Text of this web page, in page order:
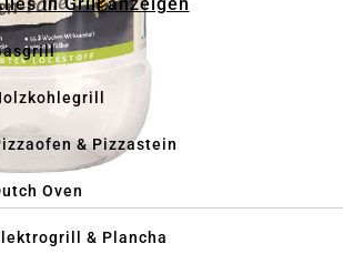
& Pizzastein
Oven
& Plancha